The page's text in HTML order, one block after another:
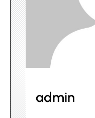
admin